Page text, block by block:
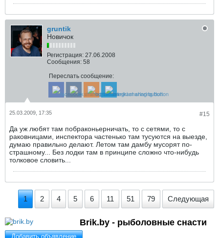
gruntik
Новичок
Регистрация: 27.06.2008
Сообщения: 58
Переслать сообщение:
#15
25.03.2009, 17:35
Да уж любят там побраконьерничать, то с сетями, то с
раковницами, инспектора частенько там тусуются на выезде,
думаю правильно делают. Летом там дамбу мусорят по-
страшному... Без лодки там в принципе сложно что-нибудь
толковое словить...
1 2 4 5 6 11 51 79 Следующая
Brik.by - рыболовные снасти
Добавить объявление